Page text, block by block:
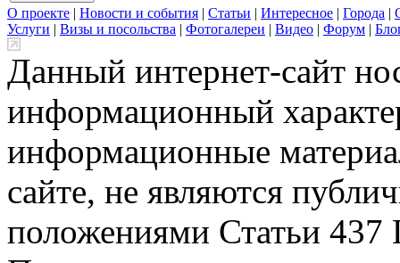
О проекте | Новости и события | Статьи | Интересное | Города |
Услуги | Визы и посольства | Фотогалереи | Видео | Форум |
Данный интернет-сайт
информационный
информационные
сайте, не являются
положениями Статьи 437